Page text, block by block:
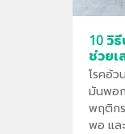
10 วิ
ช่วย
ได้ผล
โรคอ้ว
มันพอ
พฤติก
พอ แล